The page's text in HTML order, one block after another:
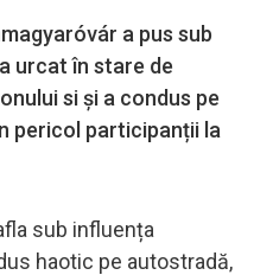
a pus sub
urcat în stare de
si și a condus pe
pericol participanții la
sub influența
haotic pe autostradă,